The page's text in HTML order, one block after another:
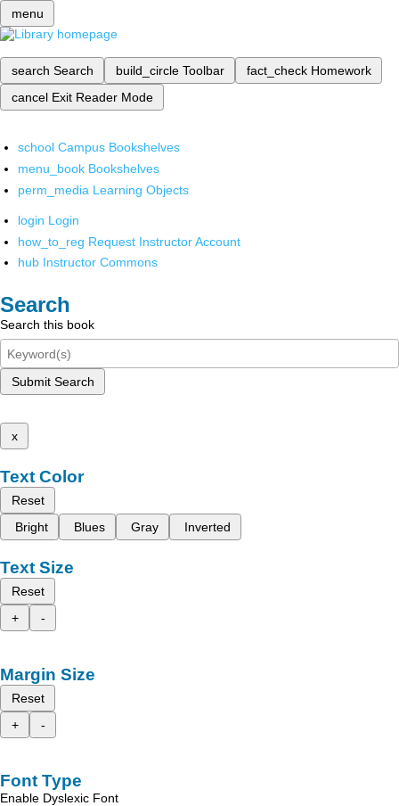
menu
search Search build_circle Toolbar fact_check Homework
cancel Exit Reader Mode
school Campus Bookshelves
menu_book Bookshelves
perm_media Learning Objects
login Login
how_to_reg Request Instructor Account
hub Instructor Commons
Search
Search this book
Submit Search
x
Text Color
Reset
Bright
Blues Gray Inverted
Text Size
Reset
+
-
Margin Size
Reset
+
-
Font Type
Enable Dyslexic Font